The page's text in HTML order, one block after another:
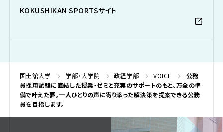
KOKUSHIKAN SPORTSサイト
国士舘大学 学部・大学院 政経学部 VOICE
公務
員採用試験に直結した授業・ゼミと充実のサポートのもと、万全の準
備で叶えた夢。一人ひとりの声に寄り添った解決策を提案できる公務
員を目指します。